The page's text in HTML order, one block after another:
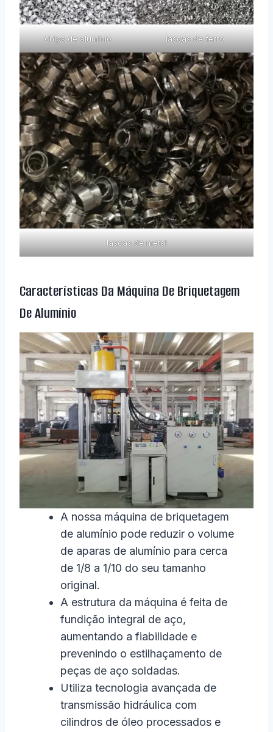
chips de alumínio lascas de ferro
lascas de metal
Características Da Máquina De Briquetagem
De Alumínio
A nossa máquina de briquetagem
de alumínio pode reduzir o volume
de aparas de alumínio para cerca
de 1/8 a 1/10 do seu tamanho
original.
A estrutura da máquina é feita de
fundição integral de aço,
aumentando a fiabilidade e
prevenindo o estilhaçamento de
peças de aço soldadas.
Utiliza tecnologia avançada de
transmissão hidráulica com
cilindros de óleo processados e